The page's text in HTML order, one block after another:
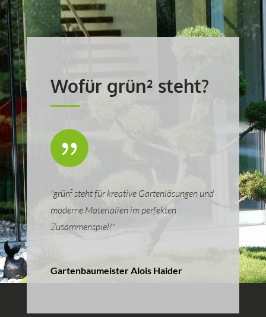
Wofür grün² steht?
{
"grün² steht für kreative Gartenlösungen und
moderne Materialien im perfekten
Zusammenspiel!"
Gartenbaumeister Alois Haider